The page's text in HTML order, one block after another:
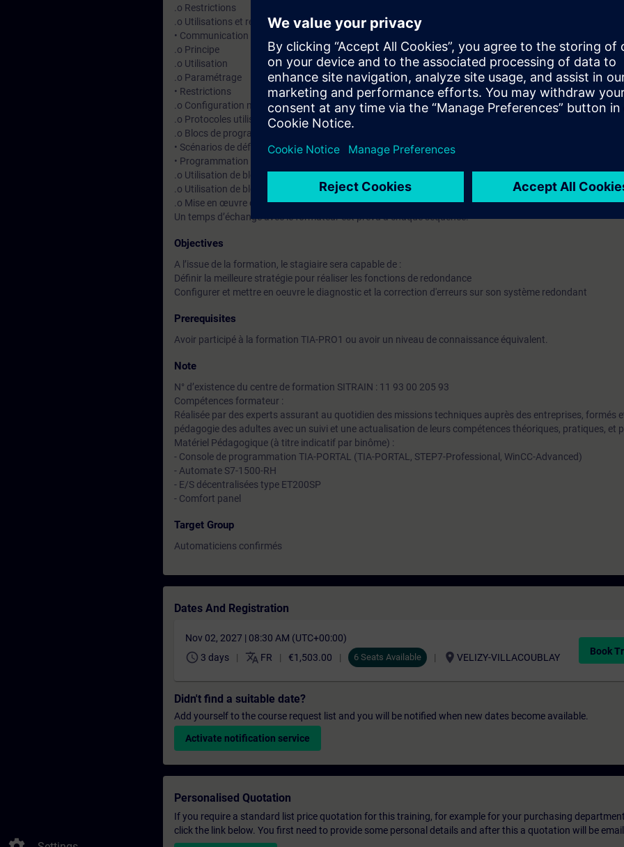
.o Restrictions
.o Utilisations et recommandations
• Communication System IP
.o Principe
.o Utilisation
.o Paramétrage
• Restrictions
.o Configuration matérielles et architectures réseau
.o Protocoles utilisables
.o Blocs de programmes
• Scénarios de défaillance
• Programmation
.o Utilisation de blocs de diagnostic
.o Utilisation de blocs de pilotage de la redondance
.o Mise en œuvre de communication (MODBUS TCP IP,…).
Un temps d’échange avec le formateur est prévu à chaque séquence.
Objectives
A l’issue de la formation, le stagiaire sera capable de :
Définir la meilleure stratégie pour réaliser les fonctions de redondance
Configurer et mettre en oeuvre le diagnostic et la correction d'erreurs sur son système redondant
Prerequisites
Avoir participé à la formation TIA-PRO1 ou avoir un niveau de connaissance équivalent.
Note
N° d’existence du centre de formation SITRAIN : 11 93 00 205 93
Compétences formateur :
Réalisée par des experts assurant au quotidien des missions techniques auprès des entreprises, formés
pédagogie des adultes avec un suivi et une actualisation de leurs compétences théoriques, pratiques, et
Matériel Pédagogique (à titre indicatif par binôme) :
- Console de programmation TIA-PORTAL (TIA-PORTAL, STEP7-Professional, WinCC-Advanced)
- Automate S7-1500-RH
- E/S décentralisées type ET200SP
- Comfort panel
Target Group
Automaticiens confirmés
Dates And Registration
Nov 02, 2027 | 08:30 AM (UTC+00:00)
schedule 3 days translate FR €1,503.00 6 Seats Available location_on VELIZY-VILLACOUBLAY
Book
Didn't find a suitable date?
Add yourself to the course request list and you will be notified when new dates become available.
Activate notification service
Personalised Quotation
If you require a standard list price quotation for this training, for example for your purchasing
click the link below. You first need to provide some personal details and after this a quotation will be